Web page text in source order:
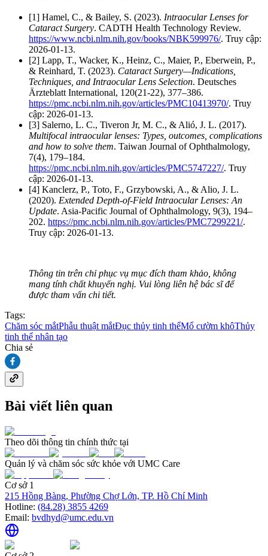
[1] Hamel, C., & Bailey, S. (2023). Intraocular Lenses for
Cataract Surgery. CADTH Health Technology Review.
https://www.ncbi.nlm.nih.gov/books/NBK599976/. Truy cập:
2026-01-13.
[2] Lapp, T., Wacker, K., Heinz, C., Maier, P., Eberwein, P.,
& Reinhard, T. (2023). Cataract Surgery—Indications,
Techniques, and Intraocular Lens Selection. Deutsches
Ärzteblatt International, 120(21-22), 377–386.
https://pmc.ncbi.nlm.nih.gov/articles/PMC10413970/. Truy
cập: 2026-01-13.
[3] Salerno, L. C., Tiveron Jr, M. C., & Alió, J. L. (2017).
Multifocal intraocular lenses: Types, outcomes, complications
and how to solve them. Taiwan Journal of Ophthalmology,
7(4), 179–184.
https://pmc.ncbi.nlm.nih.gov/articles/PMC5747227/. Truy
cập: 2026-01-13.
[4] Kanclerz, P., Toto, F., Grzybowski, A., & Alio, J. L.
(2020). Extended Depth-of-Field Intraocular Lenses: An
Update. Asia-Pacific Journal of Ophthalmology, 9(3), 194–
202. https://pmc.ncbi.nlm.nih.gov/articles/PMC7299221/.
Truy cập: 2026-01-13.
Thông tin trên chỉ phục vụ mục đích tham khảo, không
mang tính chất khuyến nghị. Vui lòng liên hệ bác sĩ để
được tham vấn chi tiết.
Tags:
Chăm sóc mắtPhẫu thuật mắtĐục thủy tinh thểMổ cườm khôThủy
tinh thể nhân tạo
Chia sẻ
Bài viết liên quan
Theo dõi thông tin chính thức tại
Quản lý và chăm sóc sức khỏe với UMC Care
Cơ sở 1
215 Hồng Bàng, Phường Chợ Lớn, TP. Hồ Chí Minh
Hotline: (84.28) 3855 4269
Email: bvdhyd@umc.edu.vn